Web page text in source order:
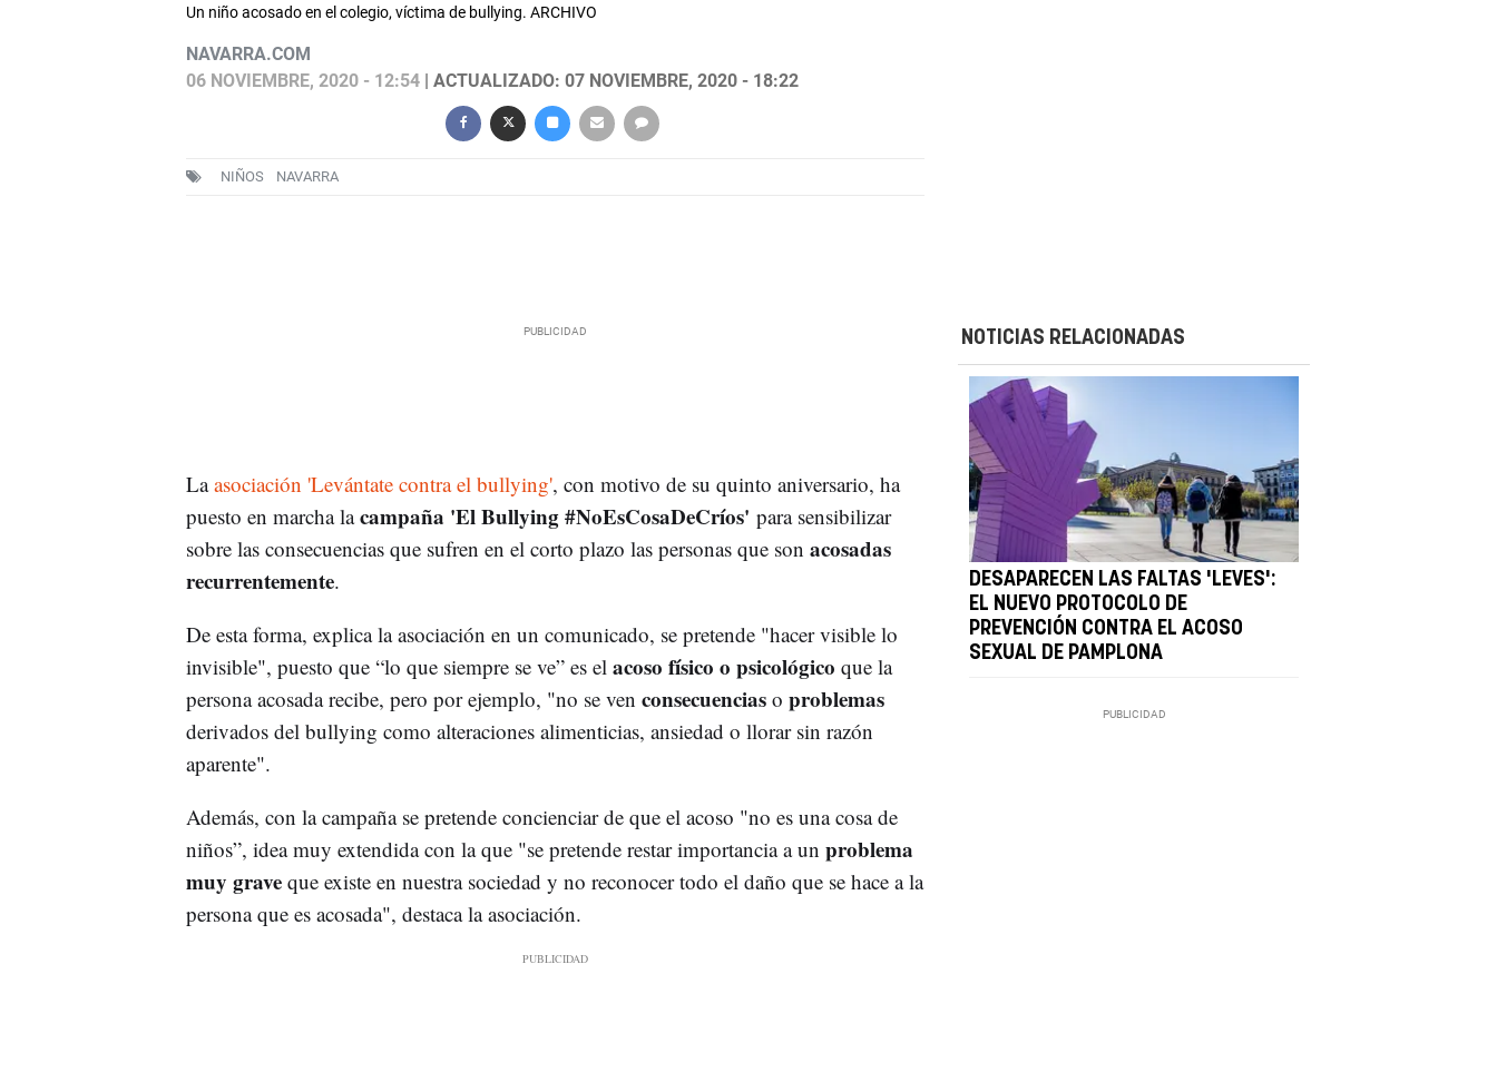
Un niño acosado en el colegio, víctima de bullying. ARCHIVO
NAVARRA.COM
06 NOVIEMBRE, 2020 - 12:54| ACTUALIZADO: 07 NOVIEMBRE, 2020 - 18:22
NIÑOS NAVARRA
Laasociación 'Levántate contra el bullying', con motivo de su quinto aniversario, ha
puesto en marcha lacampaña 'El Bullying #NoEsCosaDeCríos' para sensibilizar
sobre las consecuencias que sufren en el corto plazo las personas que son acosadas
recurrentemente.
De esta forma, explica la asociación en un comunicado, se pretende "hacer visible lo
invisible", puesto que “lo que siempre se ve” es el acoso físico o psicológico que la
persona acosada recibe, pero por ejemplo, "no se ven consecuencias o problemas
derivados del bullying como alteraciones alimenticias, ansiedad o llorar sin razón
aparente".
Además, con la campaña se pretende concienciar de que el acoso "no es una cosa de
niños”, idea muy extendida con la que "se pretende restar importancia a un problema
muy grave que existe en nuestra sociedad y no reconocer todo el daño que se hace a la
persona que es acosada", destaca la asociación.
NOTICIAS RELACIONADAS
DESAPARECEN LAS FALTAS 'LEVES':
EL NUEVO PROTOCOLO DE
PREVENCIÓN CONTRA EL ACOSO
SEXUAL DE PAMPLONA